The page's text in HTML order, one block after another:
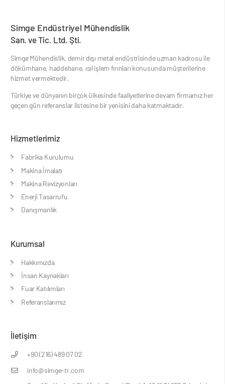
Simge Endüstriyel Mühendislik
San. ve Tic. Ltd. Şti.
Simge Mühendislik, demir dışı metal endüstri­sinde uzman kadrosu ile
dökümhane, haddeha­ne, ısıl işlem fırınları konusunda müşterilerine
hizmet vermektedir.
Türkiye ve dünyanın birçok ülkesinde faaliyetlerine devam firmamız her
geçen gün referanslar listesine bir yenisini daha katmaktadır.
Hizmetlerimiz
Fabrika Kurulumu
Makina İmalatı
Makina Revizyonları
Enerji Tasarrufu
Danışmanlık
Kurumsal
Hakkımızda
İnsan Kaynakları
Fuar Katılımları
Referanslarımız
İletişim
+90 (216) 489 07 02
info@simge-tr.com